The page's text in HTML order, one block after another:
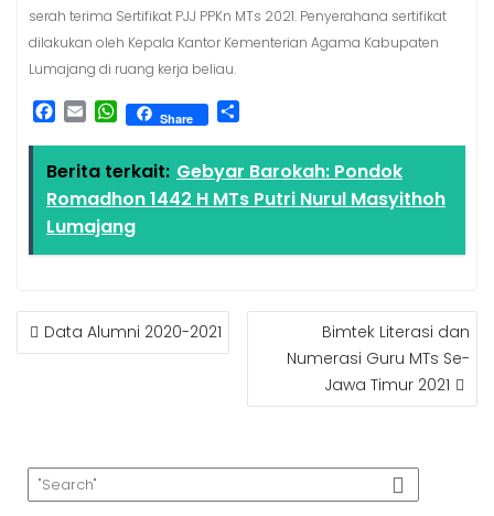
serah terima Sertifikat PJJ PPKn MTs 2021. Penyerahana sertifikat
dilakukan oleh Kepala Kantor Kementerian Agama Kabupaten
Lumajang di ruang kerja beliau.
e
b
o
o
i
l
W
h
t
s
A
p
Share
r
e
Berita terkait: Gebyar Barokah: Pondok
Romadhon 1442 H MTs Putri Nurul Masyithoh
Lumajang
Data Alumni 2020-2021
Bimtek Literasi dan
Numerasi Guru MTs Se-
Jawa Timur 2021